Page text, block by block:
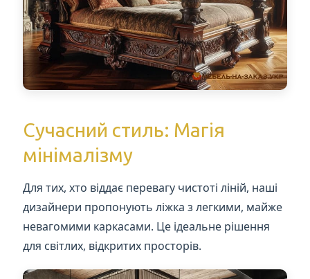
Сучасний стиль: Магія
мінімалізму
Для тих, хто віддає перевагу чистоті ліній, наші
дизайнери пропонують ліжка з легкими, майже
невагомими каркасами. Це ідеальне рішення
для світлих, відкритих просторів.